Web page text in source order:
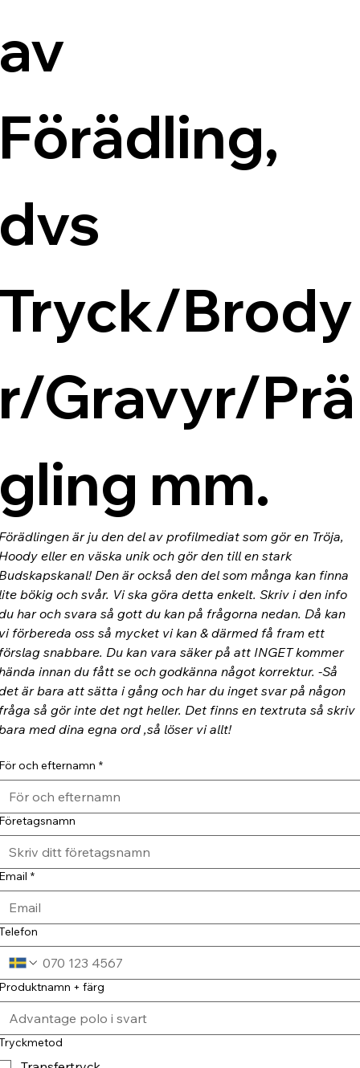
Brody
Gravyr/Prä
mm.
är ju den del av profilmediat som gör en Tröja,
eller en väska unik och gör den till en stark
Den är också den del som många kan finna
bökig och svår. Vi ska göra detta enkelt. Skriv i den info
har och svara så gott du kan på frågorna nedan. Då kan
förbereda oss så mycket vi kan & därmed få fram ett
snabbare. Du kan vara säker på att INGET kommer
innan du fått se och godkänna något korrektur. -Så
är bara att sätta i gång och har du inget svar på någon
så gör inte det ngt heller. Det finns en textruta så skriv
med dina egna ord ,så löser vi allt!
och efternamn *
*
+ färg